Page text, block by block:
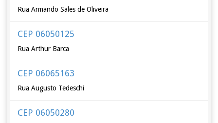
Rua Armando Sales de Oliveira
CEP 06050125
Rua Arthur Barca
CEP 06065163
Rua Augusto Tedeschi
CEP 06050280